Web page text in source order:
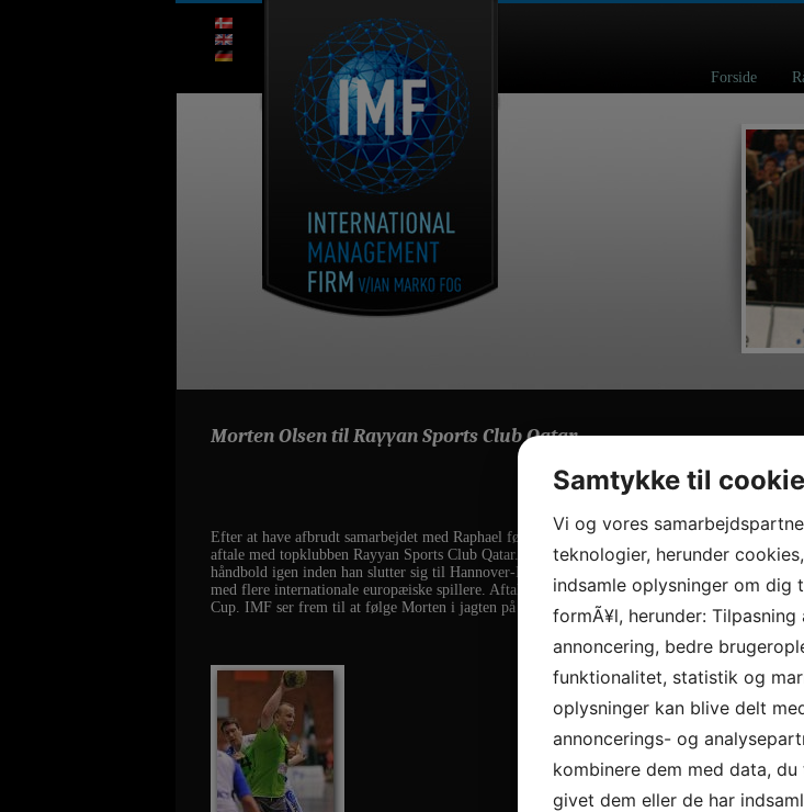
Forside
Morten Olsen til Rayyan Sports Club Qatar.
Efter at have afbrudt samarbejdet med Raphael før tid, grundet personlige årsager, har IMF og
aftale med topklubben Rayyan Sports Club Qatar. Det har været vigtigt for Morten at komme i
håndbold igen inden han slutter sig til Hannover-Burgdorf i den tyske Bundesliga. Klubben
med flere internationale europæiske spillere. Aftalen løber en måned og der spilles Generel
Cup. IMF ser frem til at følge Morten i jagten på titler i Mellemøsten.
Samtykke til
Vi og vores
teknologier, herunder
indsamle oplysninger om dig
formÃ¥l, herunder: Tilpasning
annoncering, bedre
funktionalitet, statistik og
oplysninger kan blive delt
annoncerings- og
kombinere dem med data,
givet dem eller de har